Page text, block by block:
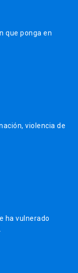
que ponga en
violencia de
ha vulnerado